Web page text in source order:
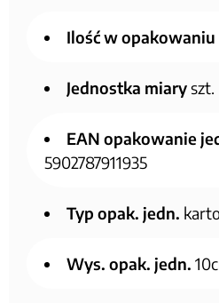
Ilość w opakowaniu
Jednostka miaryszt.
EAN opakowanie
5902787911935
Typ opak. jedn.
Wys. opak. jedn.